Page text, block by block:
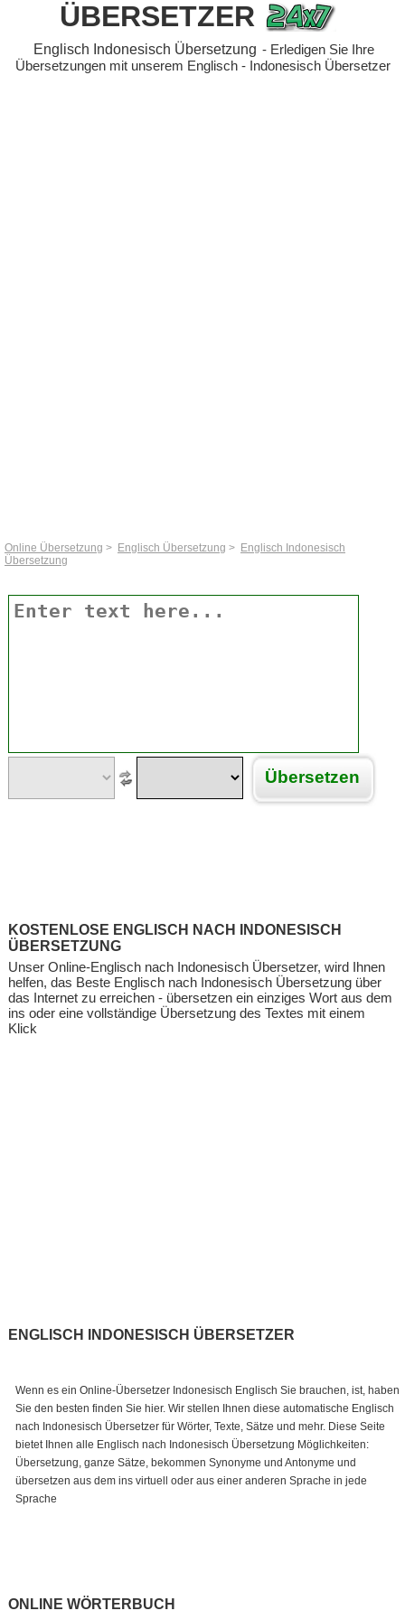
ÜBERSETZER
Englisch Indonesisch Übersetzung - Erledigen Sie Ihre
Übersetzungen mit unserem Englisch - Indonesisch Übersetzer
Online Übersetzung > Englisch Übersetzung > Englisch Indonesisch
Übersetzung
Übersetzen
KOSTENLOSE ENGLISCH NACH INDONESISCH
ÜBERSETZUNG
Unser Online-Englisch nach Indonesisch Übersetzer, wird Ihnen
helfen, das Beste Englisch nach Indonesisch Übersetzung über
das Internet zu erreichen - übersetzen ein einziges Wort aus dem
ins oder eine vollständige Übersetzung des Textes mit einem
Klick
ENGLISCH INDONESISCH ÜBERSETZER
Wenn es ein Online-Übersetzer Indonesisch Englisch Sie brauchen, ist, haben
Sie den besten finden Sie hier. Wir stellen Ihnen diese automatische Englisch
nach Indonesisch Übersetzer für Wörter, Texte, Sätze und mehr. Diese Seite
bietet Ihnen alle Englisch nach Indonesisch Übersetzung Möglichkeiten:
Übersetzung, ganze Sätze, bekommen Synonyme und Antonyme und
übersetzen aus dem ins virtuell oder aus einer anderen Sprache in jede
Sprache
ONLINE WÖRTERBUCH